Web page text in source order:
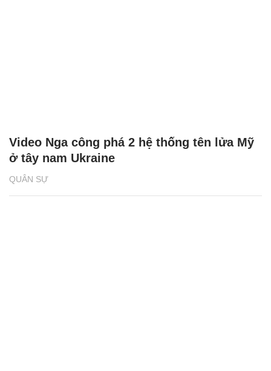
QUÂN SỰ
Video Nga công phá 2 hệ thống tên lửa Mỹ
ở tây nam Ukraine